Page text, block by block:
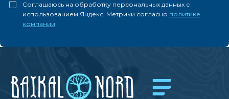
Соглашаюсь на обработку персональных данных с
использованием Яндекс. Метрики согласно политике
компании